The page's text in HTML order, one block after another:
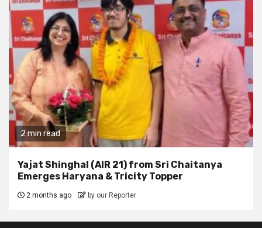
2 min read
Yajat Shinghal (AIR 21) from Sri Chaitanya
Emerges Haryana & Tricity Topper
2 months ago by our Reporter